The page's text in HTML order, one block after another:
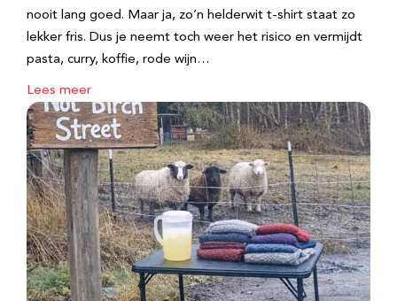
nooit lang goed. Maar ja, zo’n helderwit t-shirt staat zo
lekker fris. Dus je neemt toch weer het risico en vermijdt
pasta, curry, koffie, rode wijn…
Lees meer